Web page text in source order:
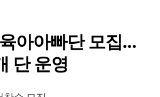
아아빠단 모집...
단 운영